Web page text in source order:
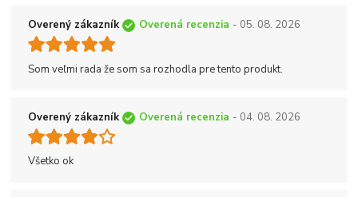
Overený zákazník Overená recenzia - 05. 08. 2026
Som veľmi rada že som sa rozhodla pre tento produkt.
Overený zákazník Overená recenzia - 04. 08. 2026
Všetko ok